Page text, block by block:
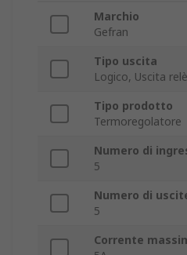
Marchio
Gefran
Tipo uscita
Logico, Uscita relè
Tipo prodotto
Termoregolatore
Numero di
5
Numero di
5
Corrente